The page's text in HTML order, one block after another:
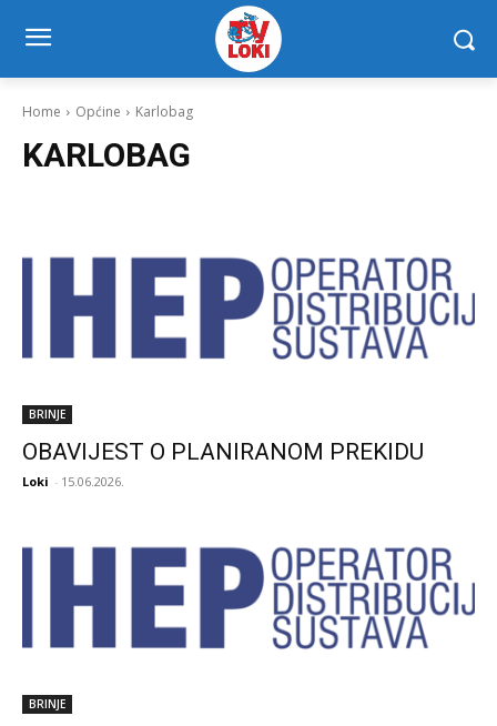
Home Općine Karlobag
KARLOBAG
BRINJE
OBAVIJEST O PLANIRANOM PREKIDU
Loki - 15.06.2026.
BRINJE